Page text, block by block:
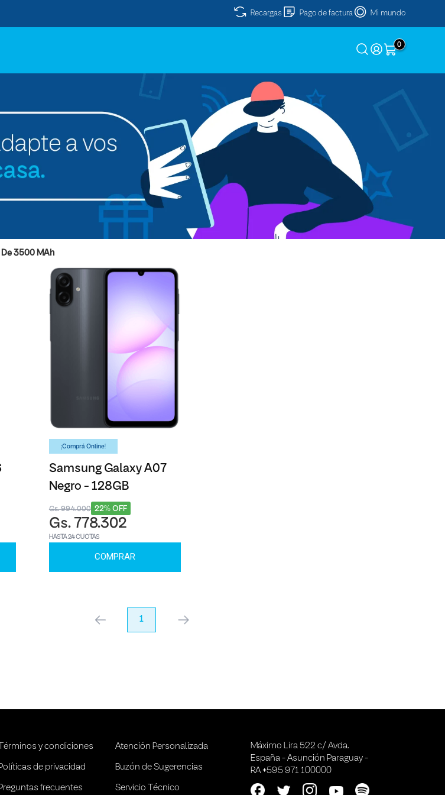
Recargas Pago de factura Mi mundo
0
De 3500 MAh
¡Comprá Online!
Samsung Galaxy A07
Negro - 128GB
22% OFF
Gs. 994.000
Gs. 778.302
HASTA 24 CUOTAS
COMPRAR
anterior 1 próximo
Términos y condiciones
de privacidad
frecuentes
Atención Personalizada
Buzón de Sugerencias
Servicio Técnico
Máximo Lira 522 c/ Avda.
España - Asunción Paraguay -
RA +595 971 100000